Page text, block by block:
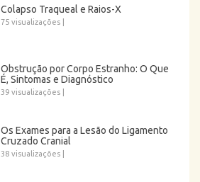
Colapso Traqueal e Raios-X
75 visualizações
Obstrução por Corpo Estranho: O Que
É, Sintomas e Diagnóstico
39 visualizações
Os Exames para a Lesão do Ligamento
Cruzado Cranial
38 visualizações